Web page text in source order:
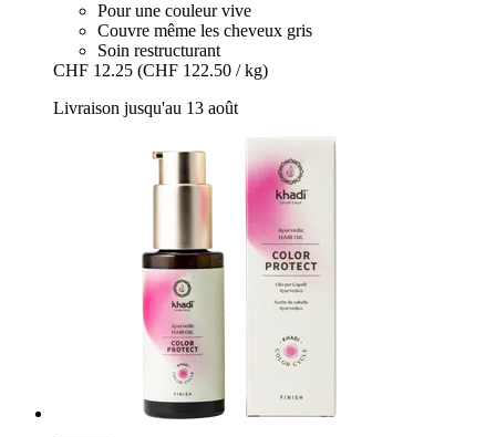
Pour une couleur vive
Couvre même les cheveux gris
Soin restructurant
CHF 12.25 (CHF 122.50 / kg)
Livraison jusqu'au 13 août